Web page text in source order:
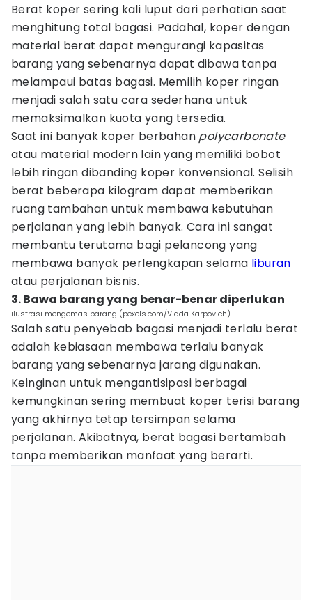
Berat koper sering kali luput dari perhatian saat
menghitung total bagasi. Padahal, koper dengan
material berat dapat mengurangi kapasitas
barang yang sebenarnya dapat dibawa tanpa
melampaui batas bagasi. Memilih koper ringan
menjadi salah satu cara sederhana untuk
memaksimalkan kuota yang tersedia.
Saat ini banyak koper berbahan polycarbonate
atau material modern lain yang memiliki bobot
lebih ringan dibanding koper konvensional. Selisih
berat beberapa kilogram dapat memberikan
ruang tambahan untuk membawa kebutuhan
perjalanan yang lebih banyak. Cara ini sangat
membantu terutama bagi pelancong yang
membawa banyak perlengkapan selama liburan
atau perjalanan bisnis.
3. Bawa barang yang benar-benar diperlukan
ilustrasi mengemas barang (pexels.com/Vlada Karpovich)
Salah satu penyebab bagasi menjadi terlalu berat
adalah kebiasaan membawa terlalu banyak
barang yang sebenarnya jarang digunakan.
Keinginan untuk mengantisipasi berbagai
kemungkinan sering membuat koper terisi barang
yang akhirnya tetap tersimpan selama
perjalanan. Akibatnya, berat bagasi bertambah
tanpa memberikan manfaat yang berarti.